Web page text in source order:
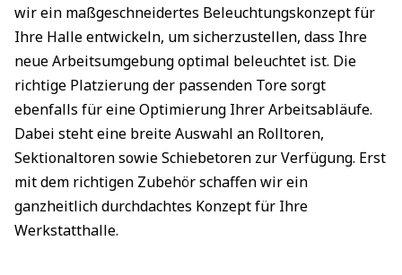
wir ein maßgeschneidertes Beleuchtungskonzept für
Ihre Halle entwickeln, um sicherzustellen, dass Ihre
neue Arbeitsumgebung optimal beleuchtet ist. Die
richtige Platzierung der passenden Tore sorgt
ebenfalls für eine Optimierung Ihrer Arbeitsabläufe.
Dabei steht eine breite Auswahl an Rolltoren,
Sektionaltoren sowie Schiebetoren zur Verfügung. Erst
mit dem richtigen Zubehör schaffen wir ein
ganzheitlich durchdachtes Konzept für Ihre
Werkstatthalle.